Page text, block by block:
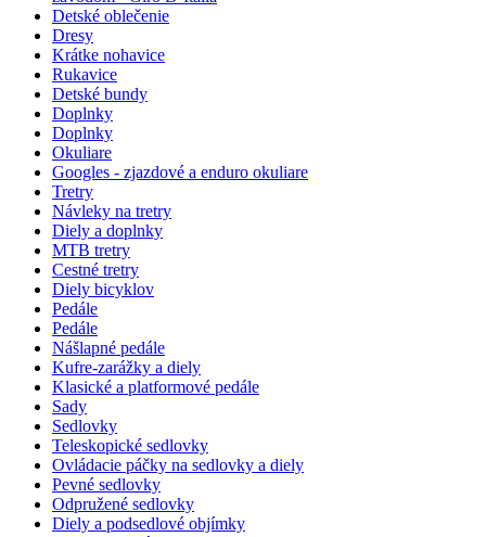
Detské oblečenie
Dresy
Krátke nohavice
Rukavice
Detské bundy
Doplnky
Doplnky
Okuliare
Googles - zjazdové a enduro okuliare
Tretry
Návleky na tretry
Diely a doplnky
MTB tretry
Cestné tretry
Diely bicyklov
Pedále
Pedále
Nášlapné pedále
Kufre-zarážky a diely
Klasické a platformové pedále
Sady
Sedlovky
Teleskopické sedlovky
Ovládacie páčky na sedlovky a diely
Pevné sedlovky
Odpružené sedlovky
Diely a podsedlové objímky